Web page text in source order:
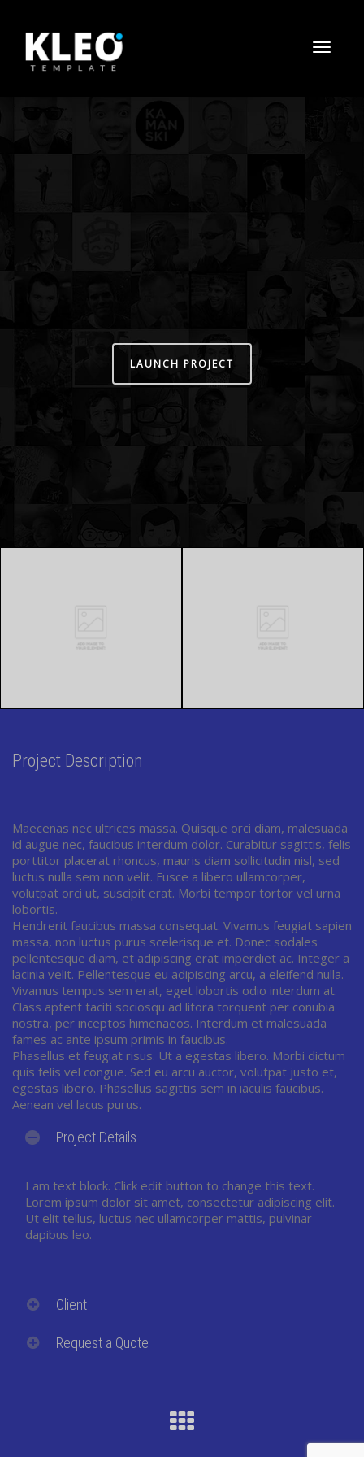
LAUNCH PROJECT
Project Description
Maecenas nec ultrices massa. Quisque orci diam, malesuada
id augue nec, faucibus interdum dolor. Curabitur sagittis, felis
porttitor placerat rhoncus, mauris diam sollicitudin nisl, sed
luctus nulla sem non velit. Fusce a libero ullamcorper,
volutpat orci ut, suscipit erat. Morbi tempor tortor vel urna
lobortis.
Hendrerit faucibus massa consequat. Vivamus feugiat sapien
massa, non luctus purus scelerisque et. Donec sodales
pellentesque diam, et adipiscing erat imperdiet ac. Integer a
lacinia velit. Pellentesque eu adipiscing arcu, a eleifend nulla.
Vivamus tempus sem erat, eget lobortis odio interdum at.
Class aptent taciti sociosqu ad litora torquent per conubia
nostra, per inceptos himenaeos. Interdum et malesuada
fames ac ante ipsum primis in faucibus.
Phasellus et feugiat risus. Ut a egestas libero. Morbi dictum
quis felis vel congue. Sed eu arcu auctor, volutpat justo et,
egestas libero. Phasellus sagittis sem in iaculis faucibus.
Aenean vel lacus purus.
Project Details
I am text block. Click edit button to change this text.
Lorem ipsum dolor sit amet, consectetur adipiscing elit.
Ut elit tellus, luctus nec ullamcorper mattis, pulvinar
dapibus leo.
Client
Request a Quote